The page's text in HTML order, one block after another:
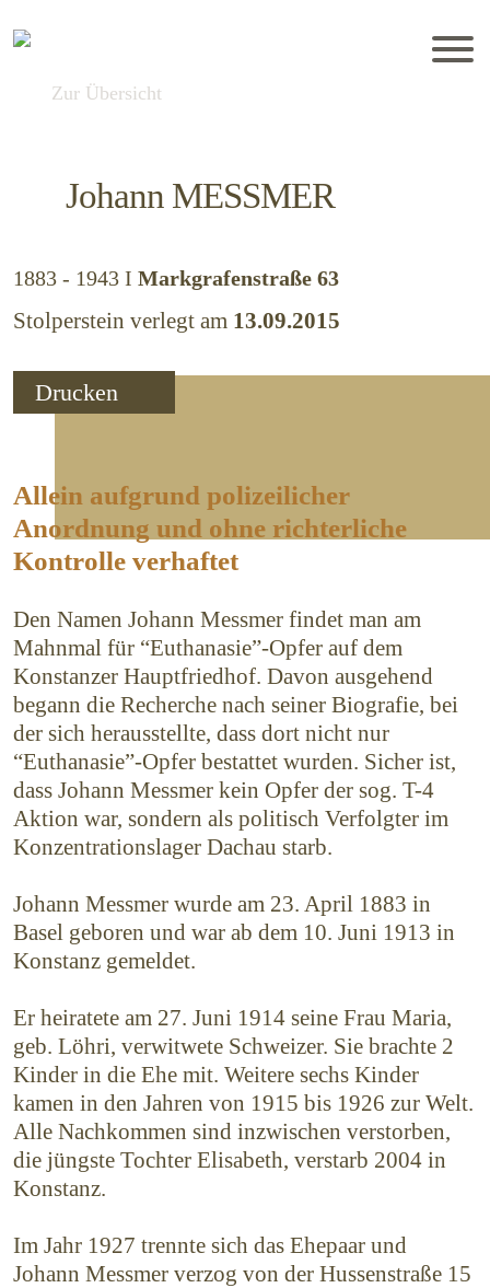
Zur Übersicht
Johann MESSMER
1883 - 1943 I Markgrafenstraße 63
Stolperstein verlegt am 13.09.2015
Drucken
Allein aufgrund polizeilicher
Anordnung und ohne richterliche
Kontrolle verhaftet
Den Namen Johann Messmer findet man am
Mahnmal für “Euthanasie”-Opfer auf dem
Konstanzer Hauptfriedhof. Davon ausgehend
begann die Recherche nach seiner Biografie, bei
der sich herausstellte, dass dort nicht nur
“Euthanasie”-Opfer bestattet wurden. Sicher ist,
dass Johann Messmer kein Opfer der sog. T-4
Aktion war, sondern als politisch Verfolgter im
Konzentrationslager Dachau starb.
Johann Messmer wurde am 23. April 1883 in
Basel geboren und war ab dem 10. Juni 1913 in
Konstanz gemeldet.
Er heiratete am 27. Juni 1914 seine Frau Maria,
geb. Löhri, verwitwete Schweizer. Sie brachte 2
Kinder in die Ehe mit. Weitere sechs Kinder
kamen in den Jahren von 1915 bis 1926 zur Welt.
Alle Nachkommen sind inzwischen verstorben,
die jüngste Tochter Elisabeth, verstarb 2004 in
Konstanz.
Im Jahr 1927 trennte sich das Ehepaar und
Johann Messmer verzog von der Hussenstraße 15